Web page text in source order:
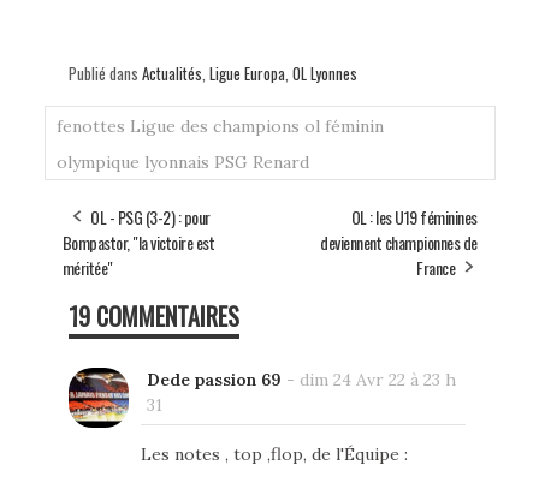
Publié dans Actualités Ligue Europa OL Lyonnes
fenottes Ligue des champions ol féminin
olympique lyonnais PSG Renard
OL - PSG (3-2) : pour
Bompastor, "la victoire est
méritée"
OL : les U19 féminines
deviennent championnes de
France
19 COMMENTAIRES
Dede passion 69 - dim 24 Avr 22 à 23 h
31
Les notes , top ,flop, de l'Équipe :